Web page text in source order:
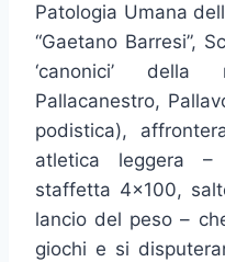
Patologia Umana
“Gaetano Barresi”,
‘canonici’ della
Pallacanestro,
podistica),
atletica leggera
staffetta 4×100,
lancio del peso –
giochi e si